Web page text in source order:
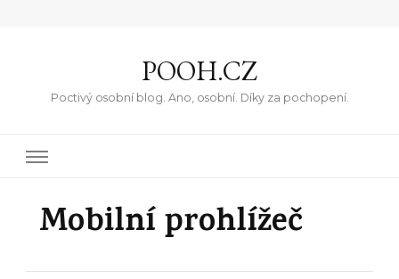
POOH.CZ
Poctivý osobní blog. Ano, osobní. Díky za pochopení.
Mobilní prohlížeč